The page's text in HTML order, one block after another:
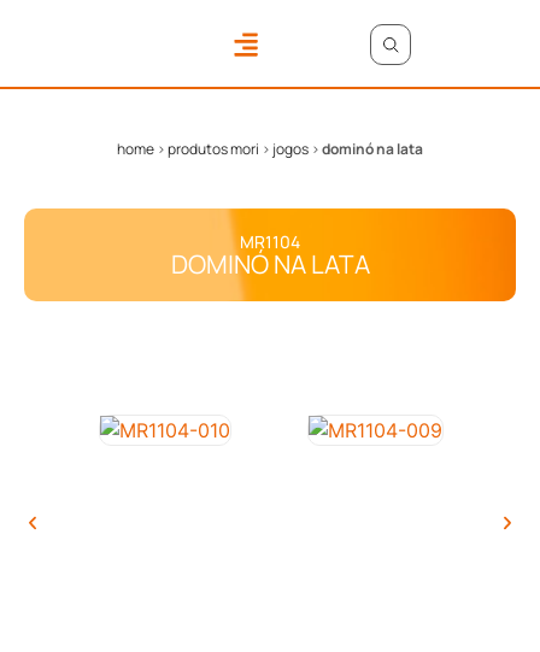
home >produtos mori > jogos >dominó na lata
MR1104
DOMINÓ NA LATA